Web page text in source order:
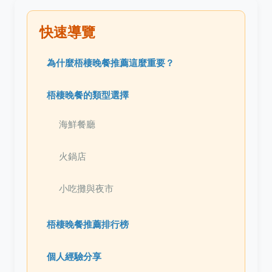
快速導覽
為什麼梧棲晚餐推薦這麼重要？
梧棲晚餐的類型選擇
海鮮餐廳
火鍋店
小吃攤與夜市
梧棲晚餐推薦排行榜
個人經驗分享